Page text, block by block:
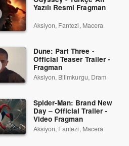
Yazılı Resmi Fragman
Aksiyon, Fantezi, Macera
Dune: Part Three -
Official Teaser Trailer -
Fragman
Aksiyon, Bilimkurgu, Dram
Spider-Man: Brand New
Day – Official Trailer -
Video Fragman
Aksiyon, Fantezi, Macera